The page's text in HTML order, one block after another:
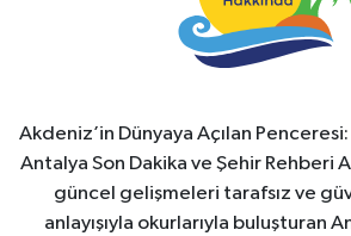
Akdeniz’in Dünyaya Açılan Penceresi:
Antalya Son Dakika ve Şehir Rehberi
güncel gelişmeleri tarafsız ve
anlayışıyla okurlarıyla buluşturan